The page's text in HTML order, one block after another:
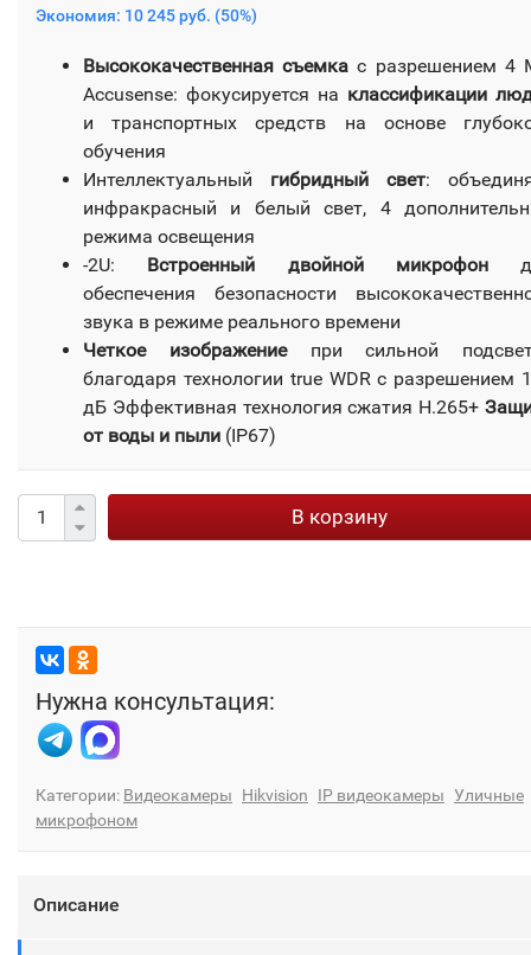
Экономия: 10 245 руб. (50%)
Высококачественная съемка с разрешением 4
Accusense: фокусируется на классификации
и транспортных средств на основе
обучения
Интеллектуальный гибридный свет:
инфракрасный и белый свет, 4
режима освещения
-2U: Встроенный двойной микрофон
обеспечения безопасности
звука в режиме реального времени
Четкое изображениепри сильной
благодаря технологии true WDR с разрешением
дБ Эффективная технология сжатия H.265+
от воды и пыли (IP67)
В корзину
Нужна консультация:
Категории: Видеокамеры Hikvision IP видеокамеры Уличные
микрофоном
Описание